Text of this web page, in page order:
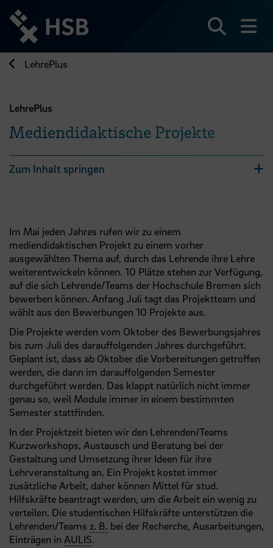
zum
Seiteninhalt
springen
LehrePlus
LehrePlus
Mediendidaktische Projekte
Zum Inhalt springen
Im Mai jeden Jahres rufen wir zu einem
mediendidaktischen Projekt zu einem vorher
ausgewählten Thema auf, durch das Lehrende ihre Lehre
weiterentwickeln können. 10 Plätze stehen zur Verfügung,
auf die sich Lehrende/Teams der Hochschule Bremen sich
bewerben können. Anfang Juli tagt das Projektteam und
wählt aus den Bewerbungen 10 Projekte aus.
Die Projekte werden vom Oktober des Bewerbungsjahres
bis zum Juli des darauffolgenden Jahres durchgeführt.
Geplant ist, dass ab Oktober die Vorbereitungen getroffen
werden, die dann im darauffolgenden Semester
durchgeführt werden. Das klappt natürlich nicht immer
genau so, weil Module immer in einem bestimmten
Semester stattfinden.
In der Projektzeit bieten wir den Lehrenden/Teams
Kurzworkshops, Austausch und Beratung bei der
Gestaltung und Umsetzung ihrer Ideen für ihre
Lehrveranstaltung an. Ein Projekt kostet immer
zusätzliche Arbeit, daher können Mittel für stud.
Hilfskräfte beantragt werden, um die Arbeit ein wenig zu
verteilen. Die studentischen Hilfskräfte unterstützen die
Lehrenden/Teams z. B. bei der Recherche, Ausarbeitungen,
Einträgen in AULIS.